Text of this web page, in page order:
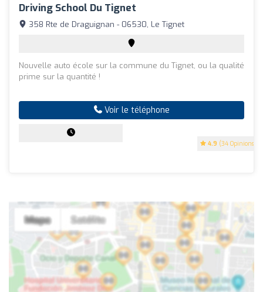
Driving School Du Tignet
4.9 (34 Opinions)
358 Rte de Draguignan - 06530, Le Tignet
Nouvelle auto école sur la commune du Tignet, ou la qualité
prime sur la quantité !
Voir le téléphone